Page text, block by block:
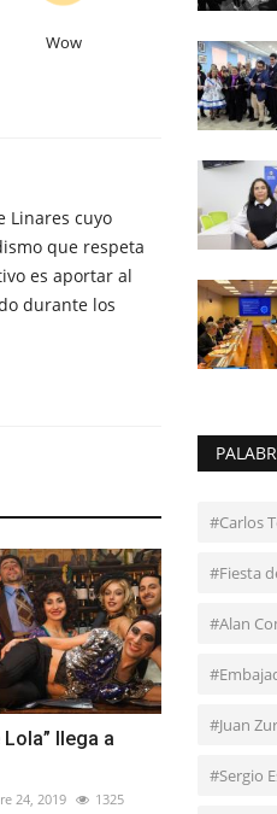
Wow
Linares cuyo
que respeta
es aportar al
durante los
llega a
24, 2019 1325
#Carlos
#Fiesta
#Alan
#Juan
#Sergio